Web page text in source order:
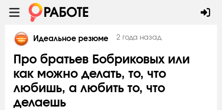
Идеальное резюме 2 года назад
Про братьев Бобриковых или
как можно делать, то, что
любишь, а любить то, что
делаешь